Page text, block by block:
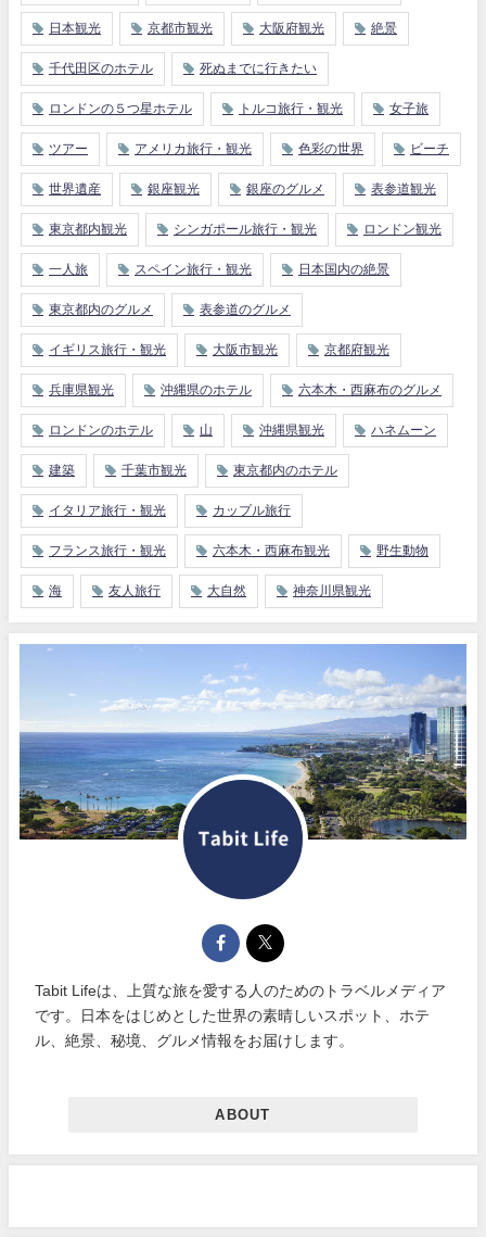
日本観光 京都市観光 大阪府観光 絶景
千代田区のホテル 死ぬまでに行きたい
ロンドンの５つ星ホテル トルコ旅行・観光 女子旅
ツアー アメリカ旅行・観光 色彩の世界 ビーチ
世界遺産 銀座観光 銀座のグルメ 表参道観光
東京都内観光 シンガポール旅行・観光 ロンドン観光
一人旅 スペイン旅行・観光 日本国内の絶景
東京都内のグルメ 表参道のグルメ
イギリス旅行・観光 大阪市観光 京都府観光
兵庫県観光 沖縄県のホテル 六本木・西麻布のグルメ
ロンドンのホテル 山 沖縄県観光 ハネムーン
建築 千葉市観光 東京都内のホテル
イタリア旅行・観光 カップル旅行
フランス旅行・観光 六本木・西麻布観光 野生動物
海 友人旅行 大自然 神奈川県観光
Tabit Lifeは、上質な旅を愛する人のためのトラベルメディア
です。日本をはじめとした世界の素晴しいスポット、ホテ
ル、絶景、秘境、グルメ情報をお届けします。
ABOUT